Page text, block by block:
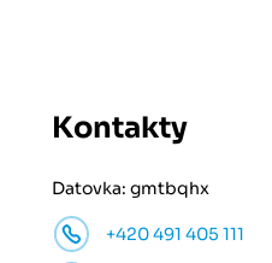
Kontakty
Datovka: gmtbqhx
+420 491 405 111